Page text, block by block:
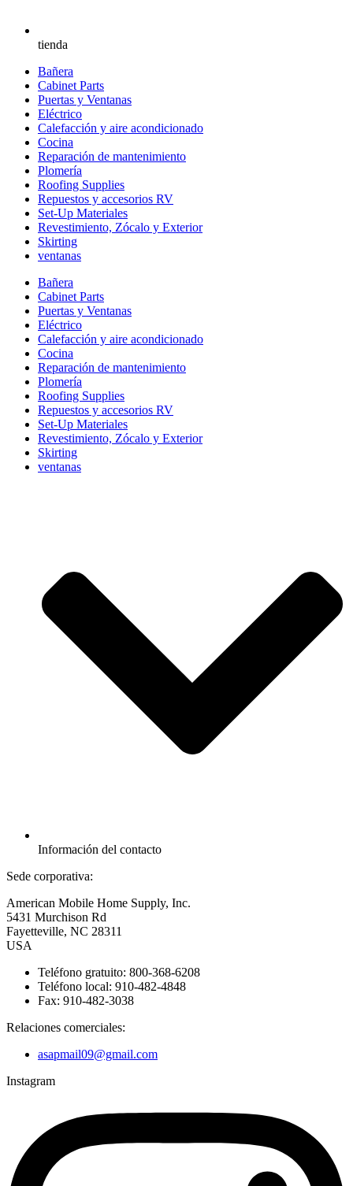
tienda
Bañera
Cabinet Parts
Puertas y Ventanas
Eléctrico
Calefacción y aire acondicionado
Cocina
Reparación de mantenimiento
Plomería
Roofing Supplies
Repuestos y accesorios RV
Set-Up Materiales
Revestimiento, Zócalo y Exterior
Skirting
ventanas
Bañera
Cabinet Parts
Puertas y Ventanas
Eléctrico
Calefacción y aire acondicionado
Cocina
Reparación de mantenimiento
Plomería
Roofing Supplies
Repuestos y accesorios RV
Set-Up Materiales
Revestimiento, Zócalo y Exterior
Skirting
ventanas
Información del contacto
Sede corporativa:
American Mobile Home Supply, Inc.
5431 Murchison Rd
Fayetteville, NC 28311
USA
Teléfono gratuito: 800-368-6208
Teléfono local: 910-482-4848
Fax: 910-482-3038
Relaciones comerciales:
asapmail09@gmail.com
Instagram